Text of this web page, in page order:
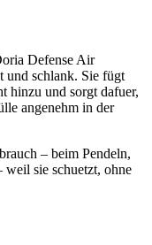
Defense Air
und schlank. Sie fügt
hinzu und sorgt dafuer,
angenehm in der
– beim Pendeln,
sie schuetzt, ohne